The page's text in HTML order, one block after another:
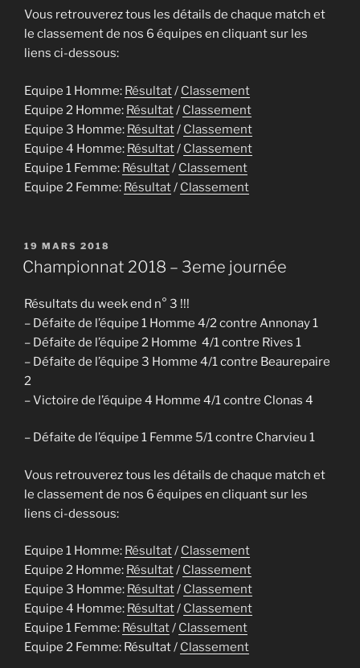
Vous retrouverez tous les détails de chaque match et
le classement de nos 6 équipes en cliquant sur les
liens ci-dessous:
Equipe 1 Homme: Résultat/ Classement
Equipe 2 Homme: Résultat/ Classement
Equipe 3 Homme: Résultat/ Classement
Equipe 4 Homme: Résultat/ Classement
Equipe 1 Femme: Résultat/ Classement
Equipe 2 Femme: Résultat/ Classement
PUBLIÉ
LE
19 MARS 2018
Championnat 2018 – 3eme journée
Résultats du week end n° 3 !!!
– Défaite de l’équipe 1 Homme 4/2 contre Annonay 1
– Défaite de l’équipe 2 Homme 4/1 contre Rives 1
– Défaite de l’équipe 3 Homme 4/1 contre Beaurepaire
2
– Victoire de l’équipe 4 Homme 4/1 contre Clonas 4
– Défaite de l’équipe 1 Femme 5/1 contre Charvieu 1
Vous retrouverez tous les détails de chaque match et
le classement de nos 6 équipes en cliquant sur les
liens ci-dessous:
Equipe 1 Homme: Résultat/ Classement
Equipe 2 Homme: Résultat/ Classement
Equipe 3 Homme: Résultat/ Classement
Equipe 4 Homme: Résultat/ Classement
Equipe 1 Femme: Résultat/ Classement
Equipe 2 Femme: Résultat / Classement